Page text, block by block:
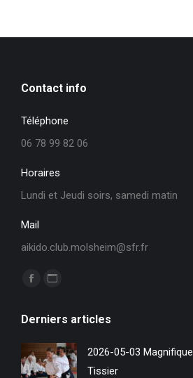
Contact info
Téléphone
06 78 99 82 06
Horaires
Lundi et Jeudi soirs, samedi matin
Mail
aikido.club.molsheim@sfr.fr
Trouvez nous sur :
La
Facebook
s'ouvre
dans
La
Site
Web
s'ouvre
Derniers articles
2026-05-03
Tissier